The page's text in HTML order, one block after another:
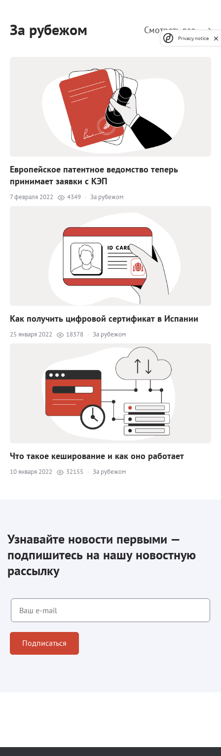
За рубежом Смотреть все
Европейское патентное ведомство теперь
принимает заявки с КЭП
7 февраля 2022 4349 · За рубежом
Как получить цифровой сертификат в Испании
25 января 2022 18378 · За рубежом
Что такое кеширование и как оно работает
10 января 2022 32155 · За рубежом
Узнавайте новости первыми —
подпишитесь на нашу новостную
рассылку
Подписаться
Privacy notice